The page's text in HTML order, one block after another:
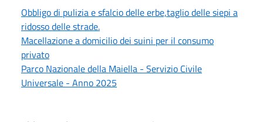
Obbligo di pulizia e sfalcio delle erbe,taglio delle siepi a
ridosso delle strade.
Macellazione a domicilio dei suini per il consumo
privato
Parco Nazionale della Maiella - Servizio Civile
Universale - Anno 2025